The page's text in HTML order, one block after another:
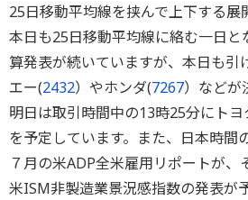
25日移動平均線を挟んで上下する展
本日も25日移動平均線に絡む一日
算発表が続いていますが、本日も引
エー(2432）やホンダ(7267）などが
明日は取引時間中の13時25分にトヨ
を予定しています。また、日本時間
７月の米ADP全米雇用リポートが、
米ISM非製造業景況感指数の発表が